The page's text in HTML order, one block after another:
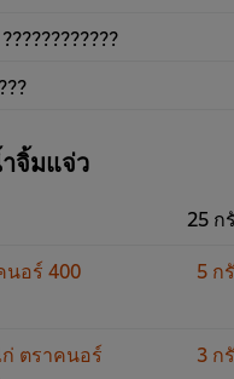
จิ้มแจ่ว
25 ก
นอร์ 400
5 ก
ตราคนอร์
3 ก